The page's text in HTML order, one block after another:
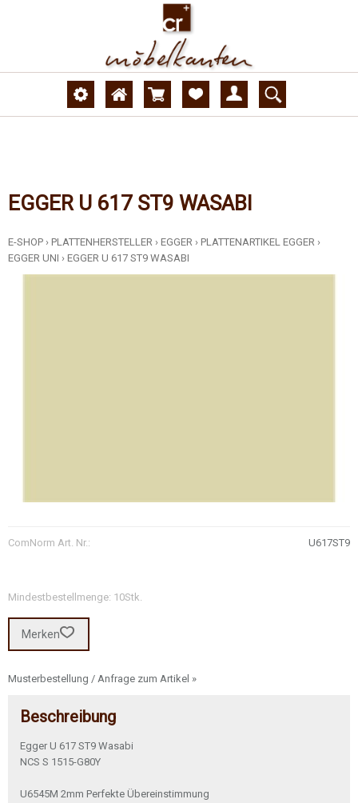
EGGER U 617 ST9 WASABI
E-SHOP › PLATTENHERSTELLER › EGGER › PLATTENARTIKEL EGGER ›
EGGER UNI › EGGER U 617 ST9 WASABI
ComNorm Art. Nr.: U617ST9
Mindestbestellmenge: 10Stk.
Merken
Musterbestellung / Anfrage zum Artikel »
Beschreibung
Egger U 617 ST9 Wasabi
NCS S 1515-G80Y
U6545M 2mm Perfekte Übereinstimmung